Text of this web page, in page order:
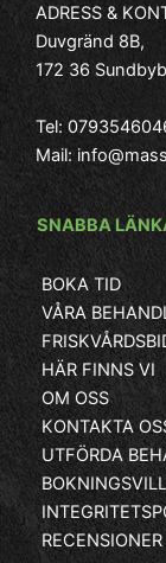
ADRESS &
Duvgränd 8B,
172 36
Tel:
Mail:
SNABBA
BOKA TID
VÅRA
HÄR FINNS VI
OM OSS
KONTAKTA
UTFÖRDA
RECENSIONER